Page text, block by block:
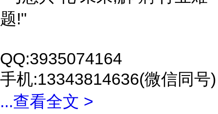
题!"
QQ:3935074164
手机:13343814636(微信同号)
...查看全文 >